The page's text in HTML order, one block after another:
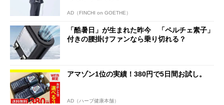
AD（FINCHI on GOETHE）
「酷暑日」が生まれた昨今 「ペルチェ素子」
付きの腰掛けファンなら乗り切れる？
アマゾン1位の実績！380円で5日間お試し。
AD（ハーブ健康本舗）